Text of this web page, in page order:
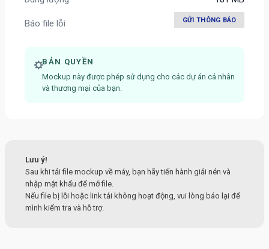
Báo file lỗi GỬI THÔNG BÁO
BẢN QUYỀN
Mockup này được phép sử dụng cho các dự án cá nhân
và thương mại của bạn.
Lưu ý!
Sau khi tải file mockup về máy, bạn hãy tiến hành giải nén và
nhập mật khẩu để mở file.
Nếu file bị lỗi hoặc link tải không hoạt động, vui lòng báo lại để
mình kiểm tra và hỗ trợ.